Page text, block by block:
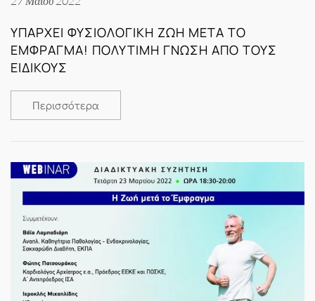
ΥΠΑΡΧΕΙ ΦΥΣΙΟΛΟΓΙΚΗ ΖΩΗ ΜΕΤΑ ΤΟ
ΕΜΦΡΑΓΜΑ! ΠΟΛΥΤΙΜΗ ΓΝΩΣΗ ΑΠΟ ΤΟΥΣ
ΕΙΔΙΚΟΥΣ
Περισσότερα